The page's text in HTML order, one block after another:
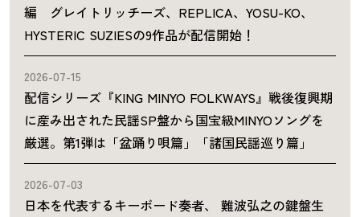
編 グレイトリッチーズ、REPLICA、YOSU-KO、
HYSTERIC SUZIESの9作品が配信開始！
2026-07-15
配信シリーズ『KING MINYO FOLKWAYS』戦後復興期
に産み出された民謡SP盤から国宝級MINYOソングを
厳選。第1弾は「盆踊り唄篇」「諸国民謡巡り篇」
2026-07-03
日本を代表するキーボード奏者、 難波弘之の鍵盤生